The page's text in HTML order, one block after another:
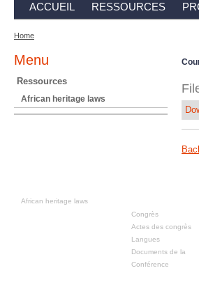
ACCUEIL RESSOURCES
Home
Menu
Ressources
African heritage laws
African heritage laws
Congrès
Actes des congrès
Langues
Documents de la
Conférence